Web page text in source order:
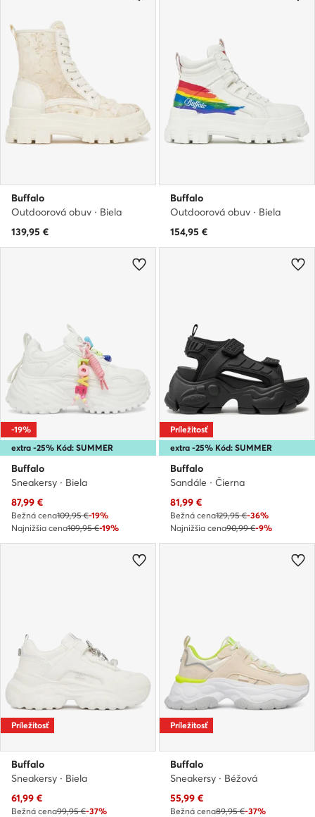
Buffalo
Outdoorová obuv · Biela
139,95 €
Buffalo
Outdoorová obuv · Biela
154,95 €
extra -25% Kód: SUMMER
-19%
Buffalo
Sneakersy · Biela
Aktuálna cena
87,99 €
Bežná cena109,95 €-19%
Najnižšia cena109,95 €-19%
extra -25% Kód: SUMMER
Príležitosť
Buffalo
Sandále · Čierna
Aktuálna cena
81,99 €
Bežná cena129,95 €-36%
Najnižšia cena90,99 €-9%
Príležitosť
Buffalo
Sneakersy · Biela
Aktuálna cena
61,99 €
Bežná cena99,95 €-37%
Príležitosť
Buffalo
Sneakersy · Béžová
Aktuálna cena
55,99 €
Bežná cena89,95 €-37%